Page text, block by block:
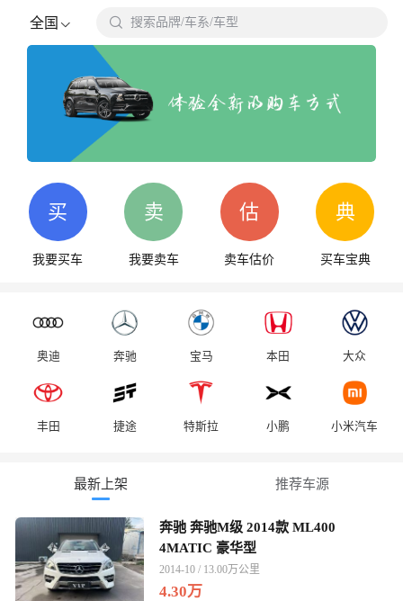
全国  搜索品牌/车系/车型
买
我要买车
卖
我要卖车
估
卖车估价
典
买车宝典
奥迪 奔驰 宝马 本田 大众
丰田 捷途 特斯拉 小鹏 小米汽车
最新上架 推荐车源
奔驰 奔驰M级 2014款 ML400
4MATIC 豪华型
2014-10 / 13.00万公里
4.30万